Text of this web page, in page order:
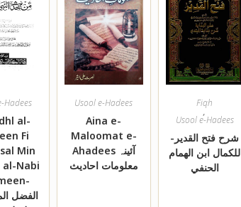
Hadees
al-
Fi
Min
Nabi
الفضل
Usool e-Hadees
Aina e-
Maloomat e-
Ahadees آئینہ
معلومات احادیث
Fiqh
,
Usool e-Hadees
شرح فتح القدير-
للكمال ابن الهمام
الحنفي